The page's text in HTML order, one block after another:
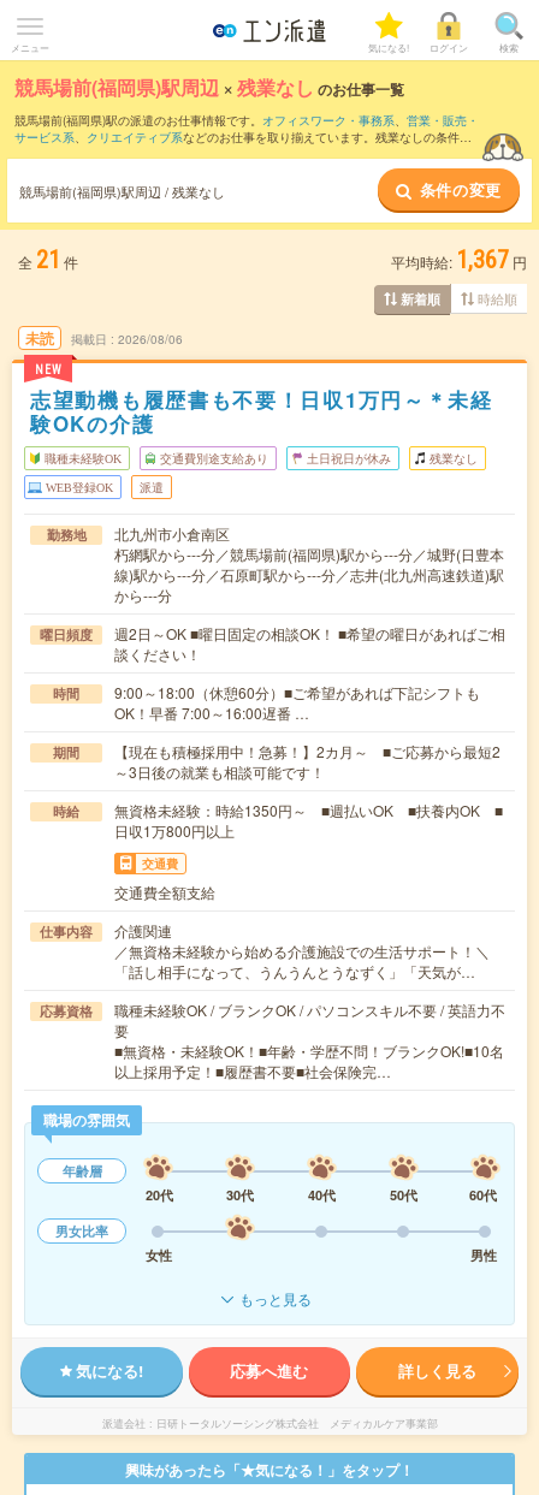
メニュー 気になる! ログイン 検索
競馬場前(福岡県)駅周辺 ×残業なし のお仕事一覧
競馬場前(福岡県)駅の派遣のお仕事情報です。 オフィスワーク・事務系、 営業・販売・
サービス系、 クリエイティブ系などのお仕事を取り揃えています。残業なしの条件の
競馬場前(福岡県)駅周辺 / 残業なし 条件の変更
全 21 件 平均時給: 1,367 円
新着順 時給順
未読
NEW
掲載日 2026/08/06
志望動機も履歴書も不要！日収1万円～＊未経
験OKの介護
職種未経験OK 交通費別途支給あり 土日祝日が休み 残業なし
WEB登録OK 派遣
勤務地
北九州市小倉南区
朽網駅から---分／競馬場前(福岡県)駅から---分／城野(日豊本
線)駅から---分／石原町駅から---分／志井(北九州高速鉄道)駅
から---分
曜日頻度
週2日～OK ■曜日固定の相談OK！ ■希望の曜日があればご相
談ください！
時間
9:00～18:00（休憩60分）■ご希望があれば下記シフトも
OK！早番 7:00～16:00遅番 …
期間
【現在も積極採用中！急募！】2カ月～ ■ご応募から最短2
～3日後の就業も相談可能です！
時給
無資格未経験：時給1350円～ ■週払いOK ■扶養内OK ■
日収1万800円以上
交通費
交通費全額支給
仕事内容
介護関連
／無資格未経験から始める介護施設での生活サポート！＼
「話し相手になって、うんうんとうなずく」「天気が…
応募資格
職種未経験OK / ブランクOK / パソコンスキル不要 / 英語力不
要
■無資格・未経験OK！■年齢・学歴不問！ブランクOK!■10名
以上採用予定！■履歴書不要■社会保険完…
職場の雰囲気
年齢層
20代
30代 40代 50代
60代
男女比率
女性
男性
もっと見る
気になる! 応募へ進む 詳しく見る
派遣会社 日研トータルソーシング株式会社 メディカルケア事業部
興味があったら「★気になる！」をタップ！